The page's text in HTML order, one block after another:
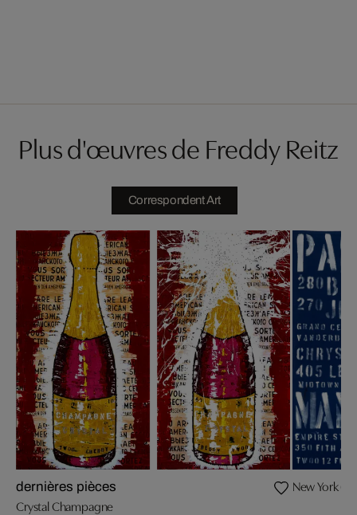
Plus d'œuvres de Freddy Reitz
Correspondent Art
dernières pièces
Crystal Champagne
New York